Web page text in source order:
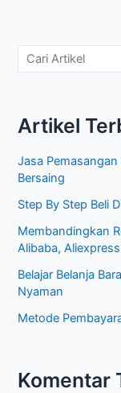
i
r
k
l
Artikel
Jasa
Bersaing
Step By Step Beli
Membandingkan
Alibaba, Aliexpress
Belajar Belanja
Nyaman
Metode
Komentar